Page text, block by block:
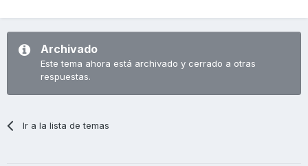
Archivado
Este tema ahora está archivado y cerrado a otras
respuestas.
Ir a la lista de temas